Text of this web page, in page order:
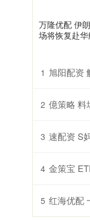
万隆优配 伊
场将恢复赴
1 旭阳配资 解读全新
2 億策略 料
3 速配资 S妈未安
4 金策宝 ETF资金榜
5 红海优配 一本证